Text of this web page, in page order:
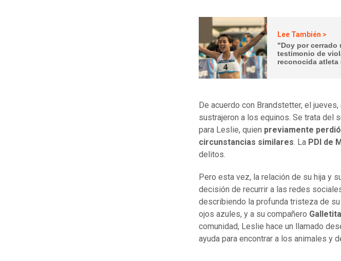
Lee También >
"Doy por cerrado
testimonio de
reconocida atleta
De acuerdo con Brandstetter, el
sustrajeron a los equinos. Se trata del
para Leslie, quien previamente
circunstancias similares. La PDI de
delitos.
Pero esta vez, la relación de su hija y
decisión de recurrir a las redes
describiendo la profunda tristeza de su
ojos azules, y a su compañero Galletita
comunidad, Leslie hace un llamado
ayuda para encontrar a los animales y